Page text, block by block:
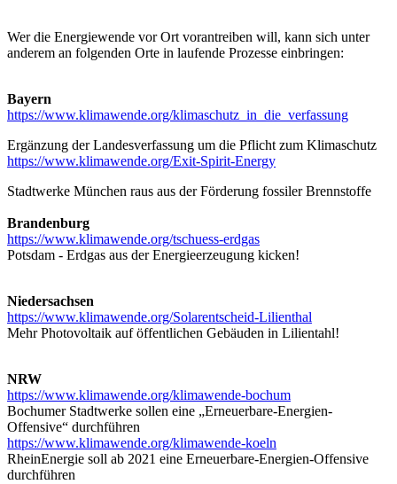
Wer die Energiewende vor Ort vorantreiben will, kann sich unter
anderem an folgenden Orte in laufende Prozesse einbringen:
Bayern
https://www.klimawende.org/klimaschutz_in_die_verfassung
Ergänzung der Landesverfassung um die Pflicht zum Klimaschutz
https://www.klimawende.org/Exit-Spirit-Energy
Stadtwerke München raus aus der Förderung fossiler Brennstoffe
Brandenburg
https://www.klimawende.org/tschuess-erdgas
Potsdam - Erdgas aus der Energieerzeugung kicken!
Niedersachsen
https://www.klimawende.org/Solarentscheid-Lilienthal
Mehr Photovoltaik auf öffentlichen Gebäuden in Lilientahl!
NRW
https://www.klimawende.org/klimawende-bochum
Bochumer Stadtwerke sollen eine „Erneuerbare-Energien-
Offensive“ durchführen
https://www.klimawende.org/klimawende-koeln
RheinEnergie soll ab 2021 eine Erneuerbare-Energien-Offensive
durchführen